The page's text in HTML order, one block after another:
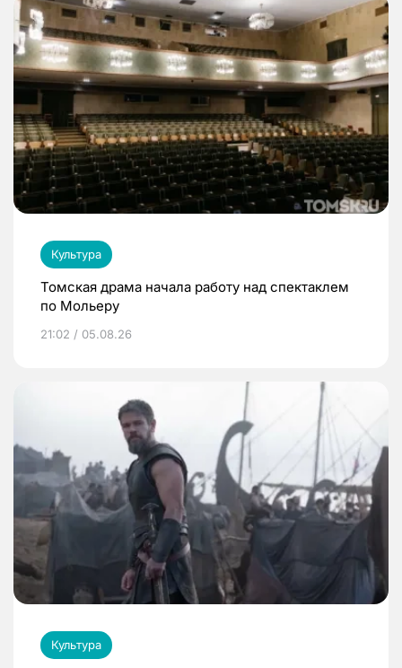
Культура
Томская драма начала работу над спектаклем
по Мольеру
21:02 / 05.08.26
Культура